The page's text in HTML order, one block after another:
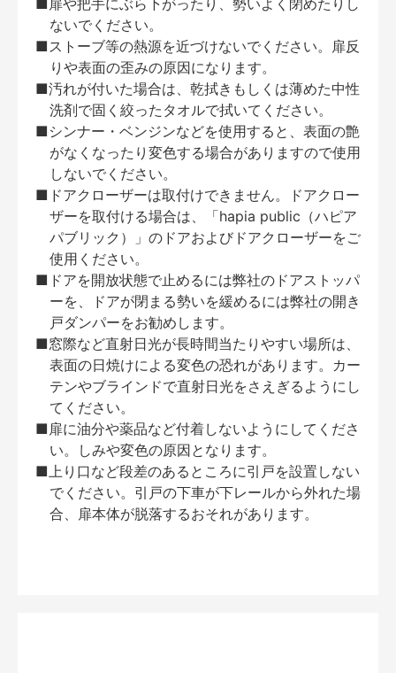
■扉や把手にぶら下がったり、勢いよく閉めたりし
ないでください。
■ストーブ等の熱源を近づけないでください。扉反
りや表面の歪みの原因になります。
■汚れが付いた場合は、乾拭きもしくは薄めた中性
洗剤で固く絞ったタオルで拭いてください。
■シンナー・ベンジンなどを使用すると、表面の艶
がなくなったり変色する場合がありますので使用
しないでください。
■ドアクローザーは取付けできません。ドアクロー
ザーを取付ける場合は、「hapia public（ハピア
パブリック）」のドアおよびドアクローザーをご
使用ください。
■ドアを開放状態で止めるには弊社のドアストッパ
ーを、ドアが閉まる勢いを緩めるには弊社の開き
戸ダンパーをお勧めします。
■窓際など直射日光が長時間当たりやすい場所は、
表面の日焼けによる変色の恐れがあります。カー
テンやブラインドで直射日光をさえぎるようにし
てください。
■扉に油分や薬品など付着しないようにしてくださ
い。しみや変色の原因となります。
■上り口など段差のあるところに引戸を設置しない
でください。引戸の下車が下レールから外れた場
合、扉本体が脱落するおそれがあります。